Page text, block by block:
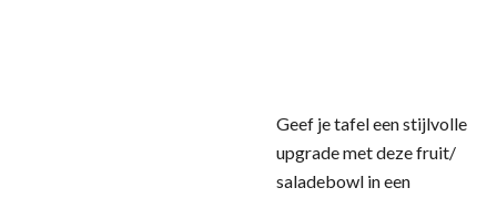
Geef je tafel een stijlvolle
upgrade met deze fruit/
saladebowl in een